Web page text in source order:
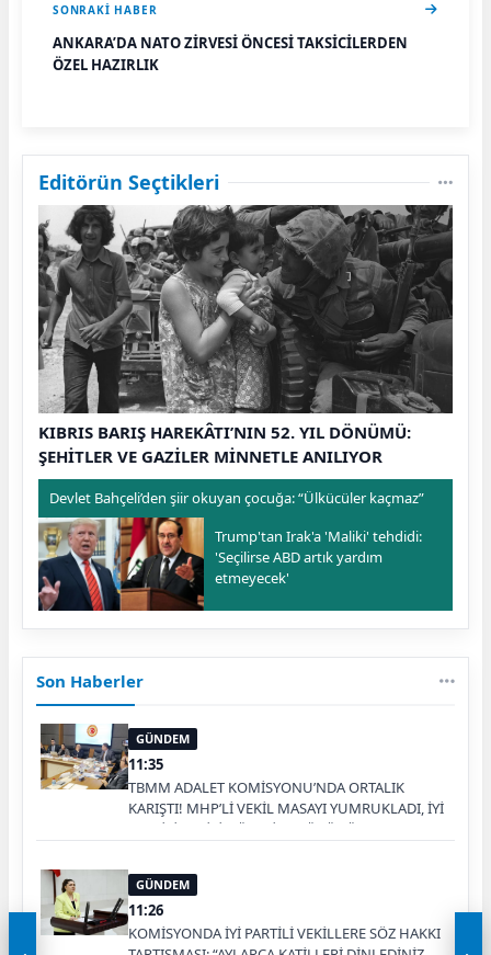
SONRAKI HABER
ANKARA’DA NATO ZİRVESİ ÖNCESİ TAKSİCİLERDEN
ÖZEL HAZIRLIK
Editörün Seçtikleri
KIBRIS BARIŞ HAREKÂTI’NIN 52. YIL DÖNÜMÜ:
ŞEHİTLER VE GAZİLER MİNNETLE ANILIYOR
Devlet Bahçeli’den şiir okuyan çocuğa: “Ülkücüler kaçmaz”
Trump'tan Irak'a 'Maliki' tehdidi:
'Seçilirse ABD artık yardım
etmeyecek'
Son Haberler
GÜNDEM
11:35
TBMM ADALET KOMİSYONU’NDA ORTALIK
KARIŞTI! MHP’Lİ VEKİL MASAYI YUMRUKLADI, İYİ
PARTİLİ VEKİLİN ÜZERİNE YÜRÜDÜ
GÜNDEM
11:26
KOMİSYONDA İYİ PARTİLİ VEKİLLERE SÖZ HAKKI